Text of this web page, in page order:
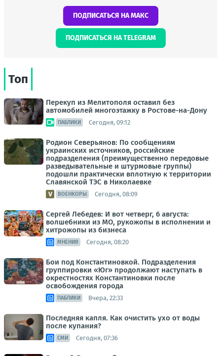
ПОДПИСАТЬСЯ НА МАКС
ПОДПИСАТЬСЯ НА TELEGRAM
Топ
Перекуп из Мелитополя оставил без
автомобилей многоэтажку в Ростове-на-Дону
ПАБЛИКИ Сегодня, 09:12
Родион Северьянов: По сообщениям
украинских источников, российские
подразделения (преимущественно передовые
разведывательные и штурмовые группы)
подошли практически вплотную к территории
Славянской ТЭС в Николаевке
ВОЕНКОРЫ Сегодня, 08:09
Сергей Лебедев: И вот четверг, 6 августа:
волшебники из МО, рукожопы в исполнении и
хитрожопы из бизнеса
МНЕНИЯ Сегодня, 08:20
Бои под Константиновкой. Подразделения
группировки «Юг» продолжают наступать в
окрестностях Константиновки после
освобождения города
ПАБЛИКИ Вчера, 22:33
Последняя капля. Как очистить ухо от воды
после купания?
СМИ Сегодня, 07:36